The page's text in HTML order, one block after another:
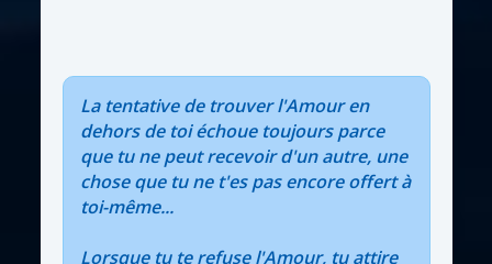
La tentative de trouver l'Amour en
dehors de toi échoue toujours parce
que tu ne peut recevoir d'un autre, une
chose que tu ne t'es pas encore offert à
toi-même...
Lorsque tu te refuse l'Amour, tu attire